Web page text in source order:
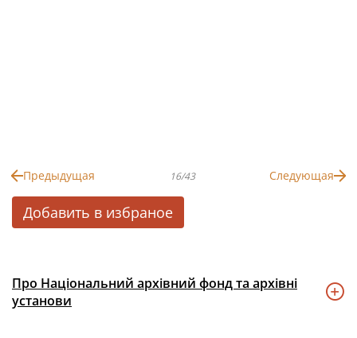
Предыдущая 16/43 Следующая
Добавить в избраное
Про Національний архівний фонд та архівні
установи